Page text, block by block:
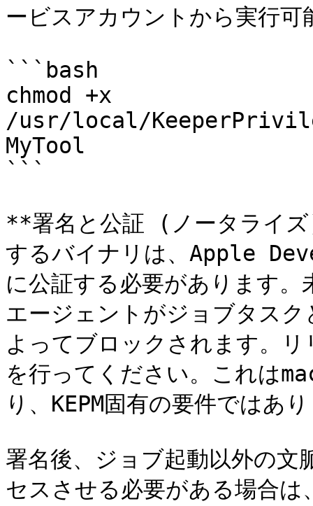
ービスアカウントから実行
```bash
chmod +x
/usr/local/
MyTool
```
**署名と公証 (ノータライ
するバイナリは、Apple
に公証する必要があります
エージェントがジョブタス
よってブロックされます。
を行ってください。これは
り、KEPM固有の要件ではあ
署名後、ジョブ起動以外の文
セスさせる必要がある場